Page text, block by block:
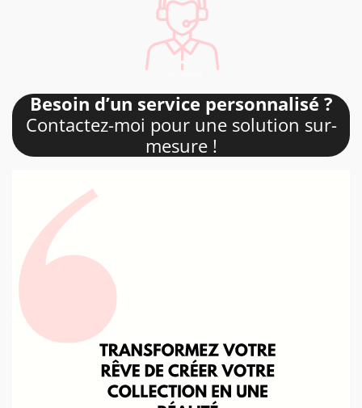
Besoin d’un service personnalisé ?
Contactez-moi pour une solution sur-
mesure !